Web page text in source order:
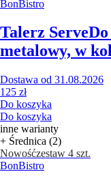
BonBistro
Talerz Serve
metalowy, w
Dostawa od 31.08.2026
125 zł
Do koszyka
Do koszyka
inne warianty
+ Średnica (2)
Nowośćzestaw 4 szt.
BonBistro